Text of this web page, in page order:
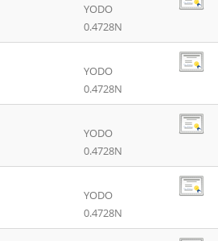
YODO
0.4728N
YODO
0.4728N
YODO
0.4728N
YODO
0.4728N